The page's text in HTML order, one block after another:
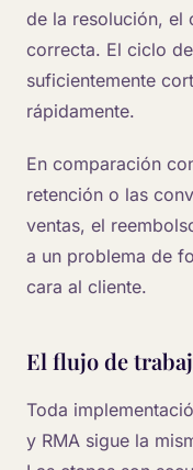
de la resolución, el
correcta. El ciclo
suficientemente
rápidamente.
En comparación
retención o las
ventas, el
a un problema de
cara al cliente.
El flujo de
Toda
y RMA sigue la